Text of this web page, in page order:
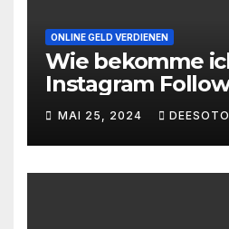
ONLINE GELD VERDIENEN
Wie bekomme
Instagram
MAI 25, 2024